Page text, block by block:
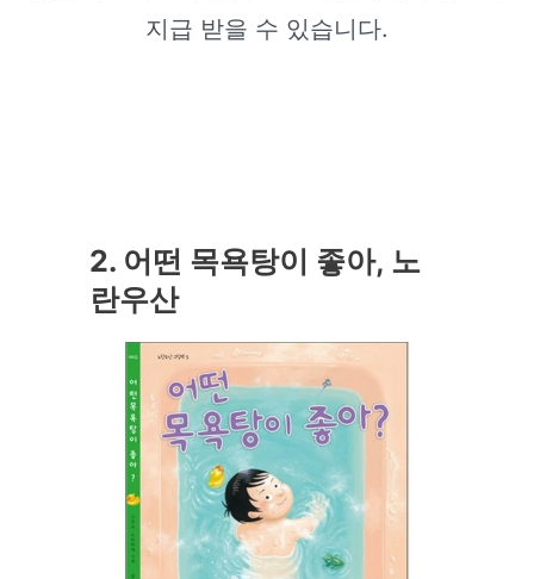
지급 받을 수 있습니다.
2. 어떤 목욕탕이 좋아, 노
란우산